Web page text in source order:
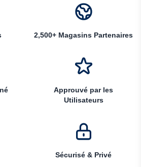
2,500+ Magasins Partenaires
Approuvé par les
Utilisateurs
Sécurisé & Privé